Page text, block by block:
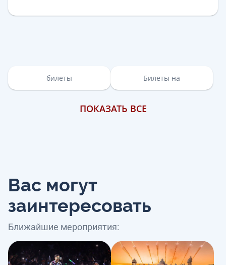
билеты Билеты на
ПОКАЗАТЬ ВСЕ
Вас могут
заинтересовать
Ближайшие мероприятия: